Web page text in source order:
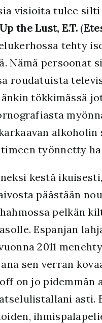
visioita tulee
the Lust, E.T. (
tehty
Nämä persoonat
roudatuista
tökkimässä
työnnetty
kestä
päästään
pelkän
Espanjan
2011
sen verran
on jo pidemmän
asti.